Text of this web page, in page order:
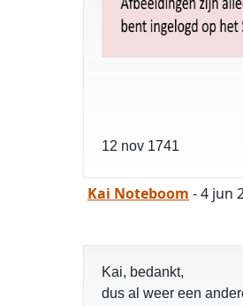
12 nov 1741
Kai Noteboom - 4 jun
Kai, bedankt,
dus al weer een